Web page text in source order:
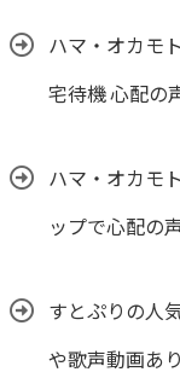
ハマ・オカモ
宅待機 心配の
ハマ・オカモ
ップで心配の
すとぷりの人
や歌声動画あり